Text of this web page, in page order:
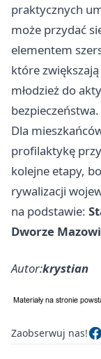
praktycznych
może przydać
elementem
które
młodzież do
bezpieczeństwa.
Dla
profilaktykę
kolejne etapy,
rywalizacji
na podstawie:
Dworze
Autor:krystian
Zaobserwuj nas!